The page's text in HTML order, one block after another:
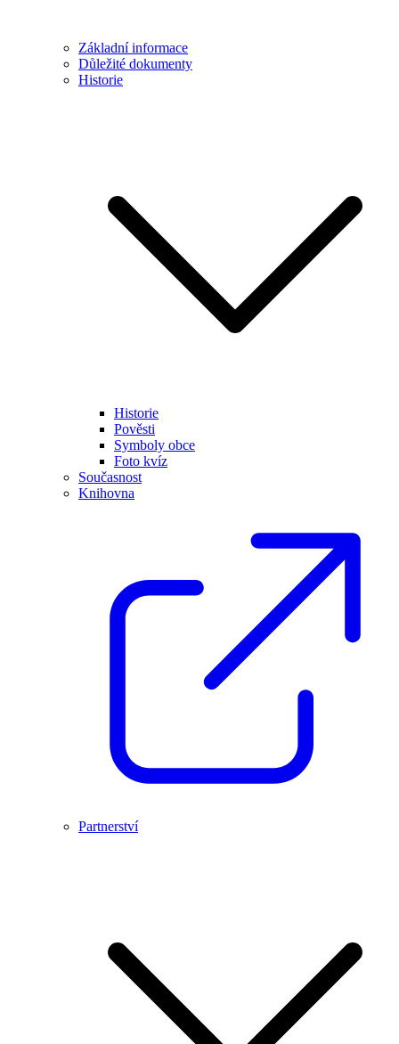
Základní informace
Důležité dokumenty
Historie
Historie
Pověsti
Symboly obce
Foto kvíz
Současnost
Knihovna
Partnerství